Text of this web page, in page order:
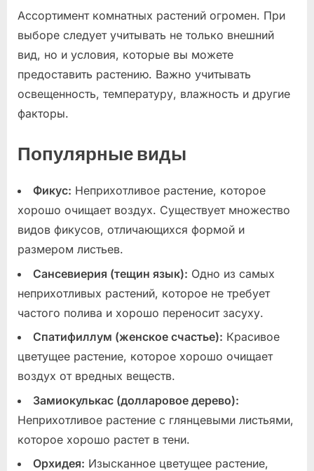
Ассортимент комнатных растений огромен. При
выборе следует учитывать не только внешний
вид, но и условия, которые вы можете
предоставить растению. Важно учитывать
освещенность, температуру, влажность и другие
факторы.
Популярные виды
Фикус: Неприхотливое растение, которое
хорошо очищает воздух. Существует множество
видов фикусов, отличающихся формой и
размером листьев.
Сансевиерия (тещин язык): Одно из самых
неприхотливых растений, которое не требует
частого полива и хорошо переносит засуху.
Спатифиллум (женское счастье): Красивое
цветущее растение, которое хорошо очищает
воздух от вредных веществ.
Замиокулькас (долларовое дерево):
Неприхотливое растение с глянцевыми листьями,
которое хорошо растет в тени.
Орхидея: Изысканное цветущее растение,